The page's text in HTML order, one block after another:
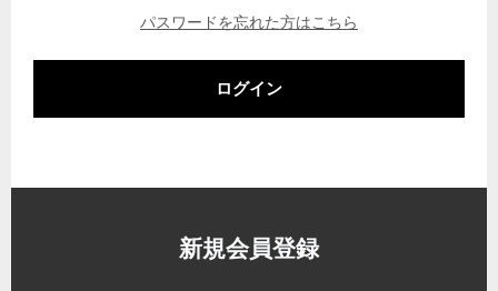
パスワードを忘れた方はこちら
ログイン
新規会員登録